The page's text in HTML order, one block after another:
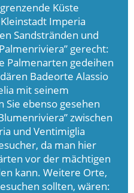
Küste
Imperia
Sandstränden und
gerecht:
Palmenarten gedeihen
Badeorte Alassio
mit seinem
Sie ebenso gesehen
zwischen
und Ventimiglia
da man hier
vor der mächtigen
kann. Weitere Orte,
sollten, wären: